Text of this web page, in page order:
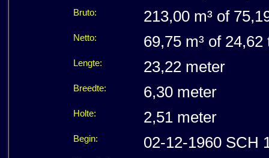
Bruto: 213,00 m³ of
Netto: 69,75 m³ of 24,62
Lengte: 23,22 meter
Breedte: 6,30 meter
Holte: 2,51 meter
Begin: 02-12-1960 SCH